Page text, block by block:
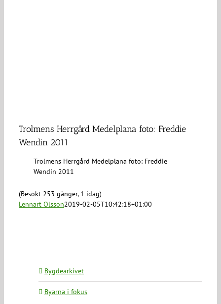
Trolmens Herrgård Medelplana foto: Freddie
Wendin 2011
Trolmens Herrgård Medelplana foto: Freddie
Wendin 2011
(Besökt 253 gånger, 1 idag)
Lennart Olsson2019-02-05T10:42:18+01:00
Bygdearkivet
Byarna i fokus